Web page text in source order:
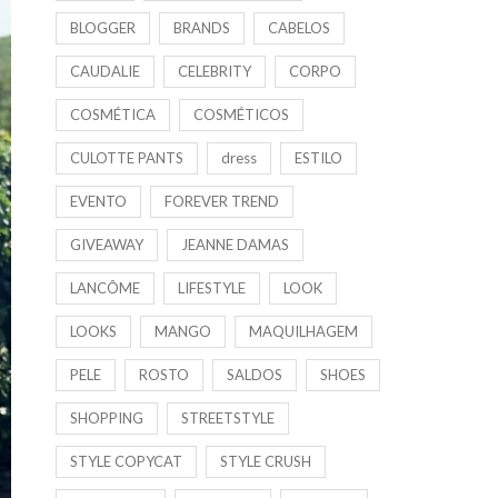
BLOGGER BRANDS CABELOS
CAUDALIE CELEBRITY CORPO
COSMÉTICA COSMÉTICOS
CULOTTE PANTS dress ESTILO
EVENTO FOREVER TREND
GIVEAWAY JEANNE DAMAS
LANCÔME LIFESTYLE LOOK
LOOKS MANGO MAQUILHAGEM
PELE ROSTO SALDOS SHOES
SHOPPING STREETSTYLE
STYLE COPYCAT STYLE CRUSH